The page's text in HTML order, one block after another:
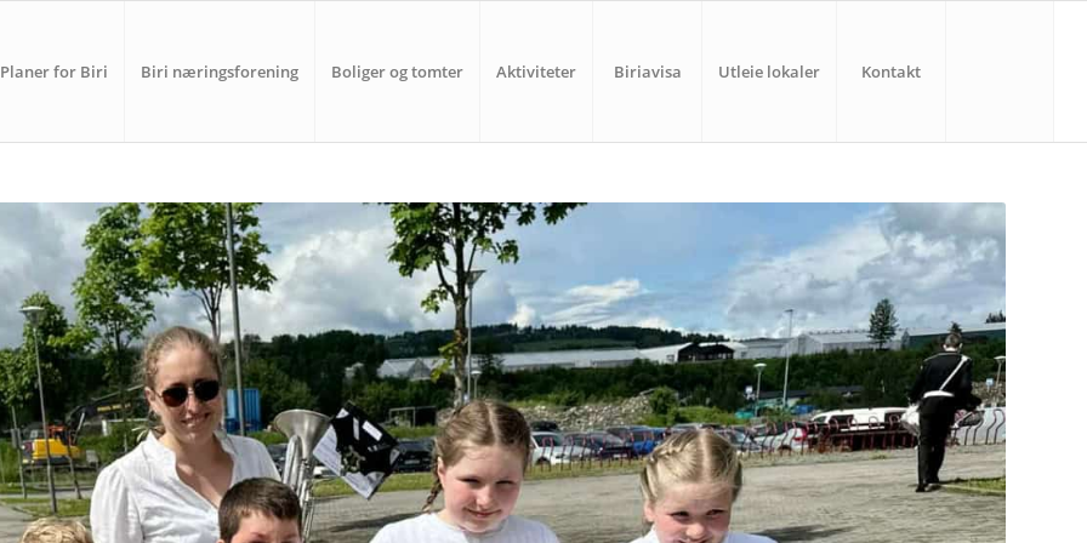
Planer for Biri Biri næringsforening Boliger og tomter Aktiviteter Biriavisa Utleie lokaler Kontakt